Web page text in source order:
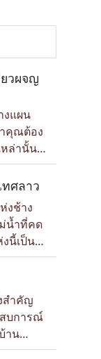
วผจญ
งแผน
คุณต้อง
หล่านั้น
ในลาว
ยอีกต่อ
กส์
อมูล
ารขอวี
ศลาว
งช้าง
น้ำที่คด
นี้เป็นที่
นที่อยู่
อกาส
งใกล้
าของ
สำคัญ
สบการณ์
าน
สร้าง